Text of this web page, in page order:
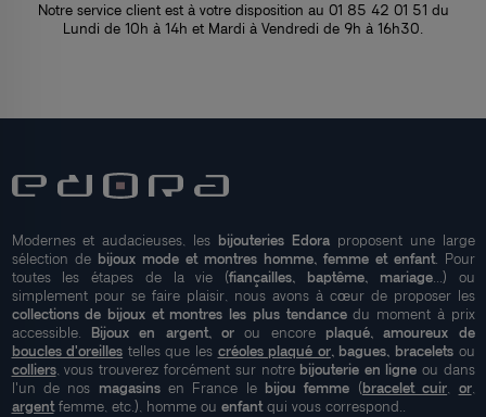
Notre service client est à votre disposition au 01 85 42 01 51 du
Lundi de 10h à 14h et Mardi à Vendredi de 9h à 16h30.
Modernes et audacieuses, les bijouteries Edoraproposent une large
sélection de bijoux mode et montres homme, femme et enfant. Pour
toutes les étapes de la vie (fiançailles, baptême, mariage...) ou
simplement pour se faire plaisir, nous avons à cœur de proposer les
collections de bijoux et montres les plus tendancedu moment à prix
accessible. Bijoux en argent, orou encore plaqué, amoureux de
boucles d'oreilles telles que les créoles plaqué or, bagues, braceletsou
colliers, vous trouverez forcément sur notre bijouterie en ligne ou dans
l'un de nos magasinsen France le bijou femme (bracelet cuir or,
argentfemme, etc.), homme ou enfantqui vous correspond..